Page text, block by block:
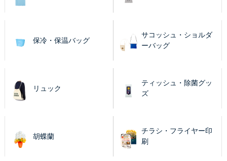
保冷・保温バッグ
サコッシュ・ショルダ
ーバッグ
リュック
ティッシュ・除菌グッ
ズ
胡蝶蘭
チラシ・フライヤー印
刷